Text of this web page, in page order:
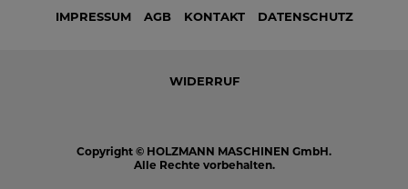
IMPRESSUM AGB KONTAKT DATENSCHUTZ
WIDERRUF
Copyright © HOLZMANN MASCHINEN GmbH.
Alle Rechte vorbehalten.